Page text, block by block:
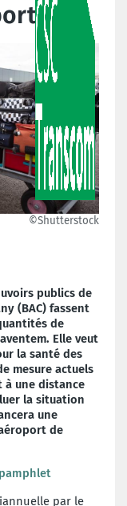
©Shutterstock
publics de
(BAC) fassent
de
Elle veut
la santé des
mesure actuels
à une distance
la situation
une
de
par le